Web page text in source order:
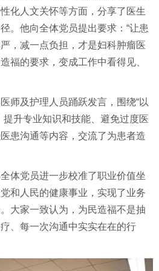
化人文关怀等方面，分享了医生
。他向全体党员提出要求：“让患
，减一点负担，才是妇科肿瘤医
福的要求，变成工作中看得见、
师及护理人员踊跃发言，围绕“以
提升专业知识和技能、避免过度医
患沟通等内容，交流了为患者造
体党员进一步校准了职业价值坐
和人民的健康事业，实现了业务
大家一致认为，为民造福不是抽
、每一次沟通中实实在在的行